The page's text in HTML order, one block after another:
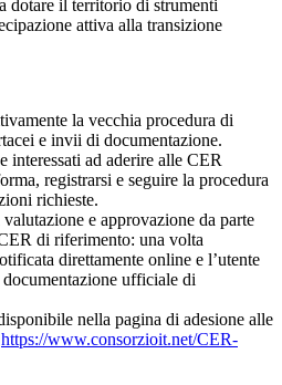
dotare il territorio di strumenti
attiva alla transizione
la vecchia procedura di
e invii di documentazione.
interessati ad aderire alle CER
registrarsi e seguire la procedura
richieste.
e approvazione da parte
di riferimento: una volta
direttamente online e l’utente
ufficiale di
nella pagina di adesione alle
https://www.consorzioit.net/CER-